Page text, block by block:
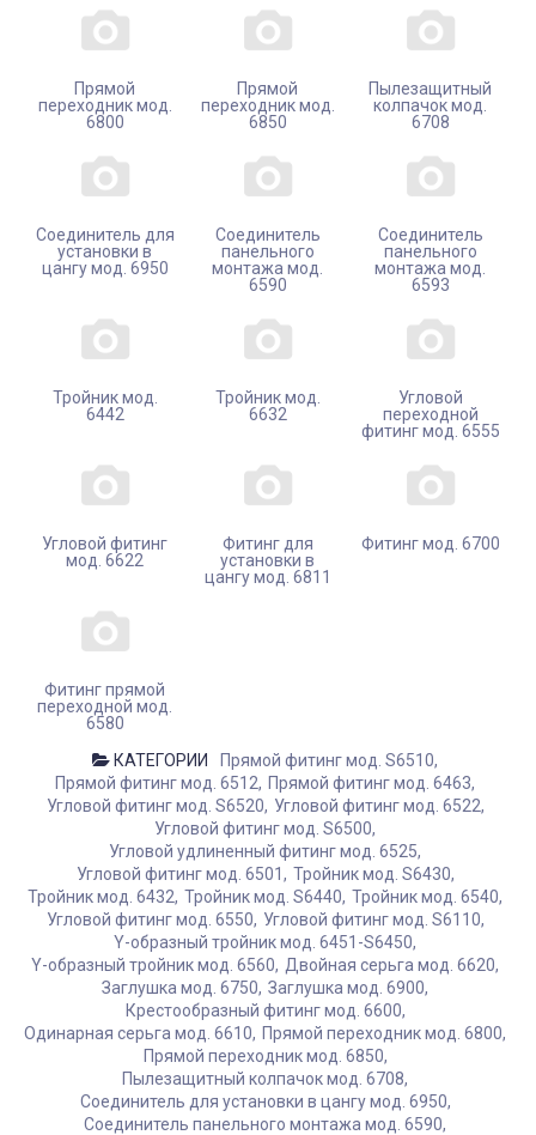
Прямой
переходник мод.
6800
Прямой
переходник мод.
6850
Пылезащитный
колпачок мод.
6708
Соединитель для
установки в
цангу мод. 6950
Соединитель
панельного
монтажа мод.
6590
Соединитель
панельного
монтажа мод.
6593
Тройник мод.
6442
Тройник мод.
6632
Угловой
переходной
фитинг мод. 6555
Угловой фитинг
мод. 6622
Фитинг для
установки в
цангу мод. 6811
Фитинг мод. 6700
Фитинг прямой
переходной мод.
6580
КАТЕГОРИИ
Прямой фитинг мод. S6510
Прямой фитинг мод. 6512 Прямой фитинг мод. 6463
Угловой фитинг мод. S6520
Угловой фитинг мод. 6522
Угловой фитинг мод. S6500
Угловой удлиненный фитинг мод. 6525
Угловой фитинг мод. 6501
Тройник мод. S6430
Тройник мод. 6432 Тройник мод. S6440 Тройник мод. 6540
Угловой фитинг мод. 6550
Угловой фитинг мод. S6110
Y-образный тройник мод. 6451-S6450
Y-образный тройник мод. 6560
Двойная серьга мод. 6620
Заглушка мод. 6750 Заглушка мод. 6900
Крестообразный фитинг мод. 6600
Одинарная серьга мод. 6610 Прямой переходник мод. 6800
Прямой переходник мод. 6850
Пылезащитный колпачок мод. 6708
Соединитель для установки в цангу мод. 6950
Соединитель панельного монтажа мод. 6590